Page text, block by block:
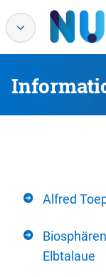
Alfred
Elbtalaue